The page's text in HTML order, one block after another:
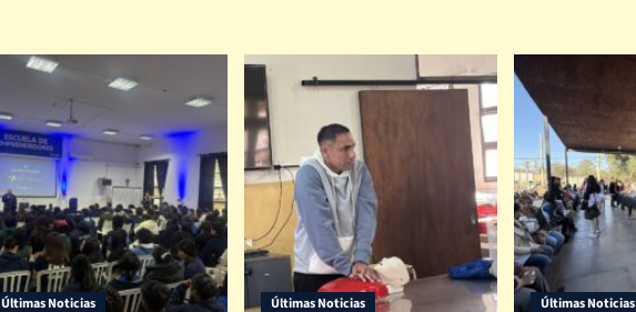
Últimas Noticias Últimas Noticias Últimas Noticias